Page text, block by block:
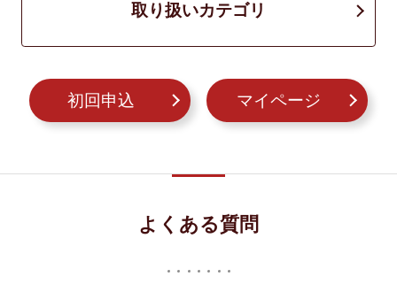
取り扱いカテゴリ
初回申込 マイページ
よくある質問